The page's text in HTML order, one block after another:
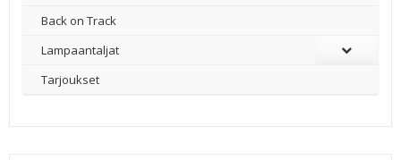
Back on Track
Lampaantaljat
Tarjoukset